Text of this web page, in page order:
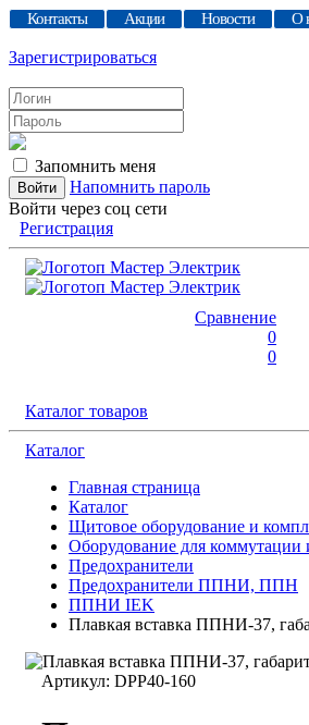
Контакты Акции Новости О
Зарегистрироваться
Запомнить меня
Напомнить пароль
Войти через соц сети
Регистрация
Сравнение
0
0
Каталог товаров
Каталог
Главная страница
Каталог
Щитовое оборудование и
Оборудование для коммутации
Предохранители
Предохранители ППНИ, ППН
ППНИ IEK
Плавкая вставка ППНИ-37,
Артикул: DPP40-160